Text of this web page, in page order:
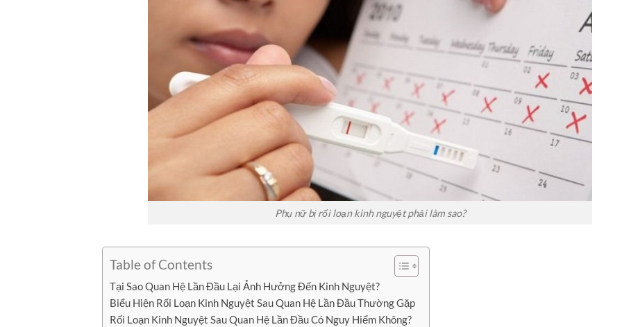
Phụ nữ bị rối loạn kinh nguyệt phải làm sao?
Table of Contents
Tại Sao Quan Hệ Lần Đầu Lại Ảnh Hưởng Đến Kinh Nguyệt?
Biểu Hiện Rối Loạn Kinh Nguyệt Sau Quan Hệ Lần Đầu Thường Gặp
Rối Loạn Kinh Nguyệt Sau Quan Hệ Lần Đầu Có Nguy Hiểm Không?